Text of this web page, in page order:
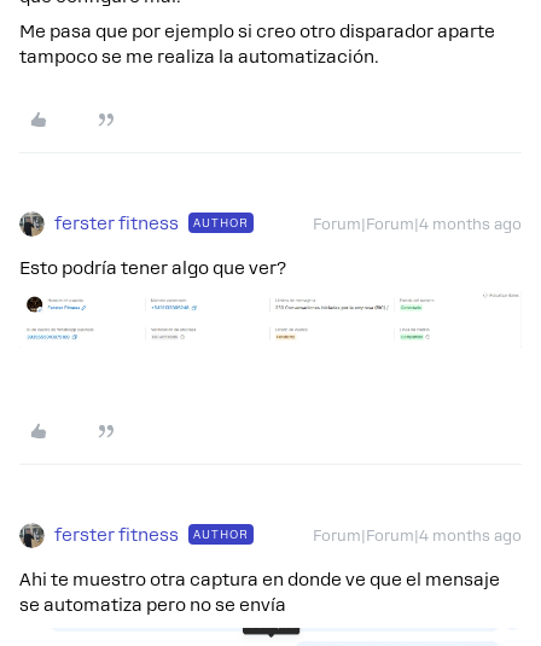
Me pasa que por ejemplo si creo otro disparador aparte
tampoco se me realiza la automatización.
ferster fitness AUTHOR Forum|Forum|4 months ago
Esto podría tener algo que ver?
ferster fitness AUTHOR Forum|Forum|4 months ago
Ahi te muestro otra captura en donde ve que el mensaje
se automatiza pero no se envía